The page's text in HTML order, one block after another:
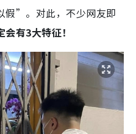
”。对此，不少网友即
有3大特征！